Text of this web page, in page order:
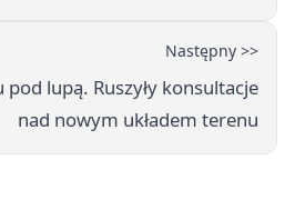
Następny >>
pod lupą. Ruszyły konsultacje
nad nowym układem terenu